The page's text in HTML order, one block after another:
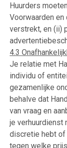
Huurders
Voorwaarden
verstrekt, en (ii)
4.3
Je relatie met
individu of
gezamenlijke
behalve dat
van vraag en
je verhuurdienst
discretie hebt of
tegen welke